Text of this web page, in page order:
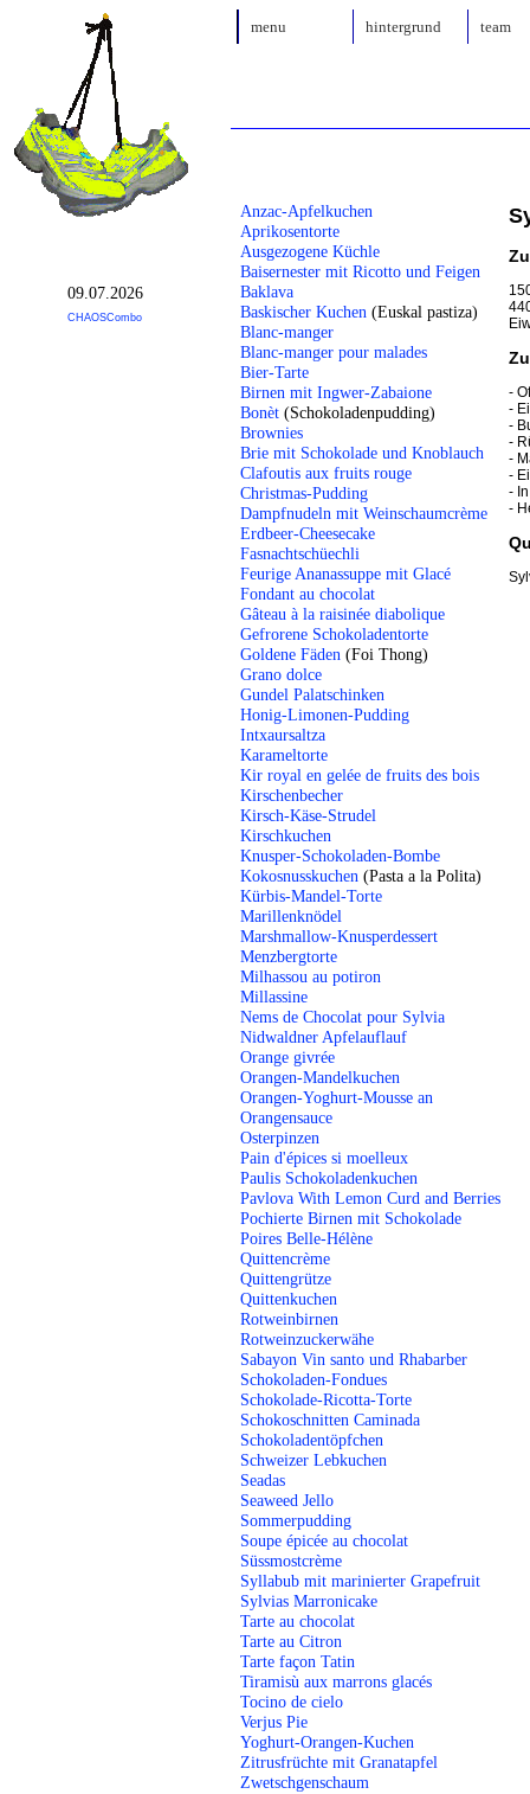
-
-
-
-
-
-
-
-
Anzac-Apfelkuchen
Aprikosentorte
Ausgezogene Küchle
Baisernester mit Ricotto und Feigen
Baklava
Baskischer Kuchen (Euskal pastiza)
Blanc-manger
Blanc-manger pour malades
Bier-Tarte
Birnen mit Ingwer-Zabaione
Bonèt (Schokoladenpudding)
Brownies
Brie mit Schokolade und Knoblauch
Clafoutis aux fruits rouge
Christmas-Pudding
Dampfnudeln mit Weinschaumcrème
Erdbeer-Cheesecake
Fasnachtschüechli
Feurige Ananassuppe mit Glacé
Fondant au chocolat
Gâteau à la raisinée diabolique
Gefrorene Schokoladentorte
Goldene Fäden (Foi Thong)
Grano dolce
Gundel Palatschinken
Honig-Limonen-Pudding
Intxaursaltza
Karameltorte
Kir royal en gelée de fruits des bois
Kirschenbecher
Kirsch-Käse-Strudel
Kirschkuchen
Knusper-Schokoladen-Bombe
Kokosnusskuchen (Pasta a la Polita)
Kürbis-Mandel-Torte
Marillenknödel
Marshmallow-Knusperdessert
Menzbergtorte
Milhassou au potiron
Millassine
Nems de Chocolat pour Sylvia
Nidwaldner Apfelauflauf
Orange givrée
Orangen-Mandelkuchen
Orangen-Yoghurt-Mousse an
Orangensauce
Osterpinzen
Pain d'épices si moelleux
Paulis Schokoladenkuchen
Pavlova With Lemon Curd and Berries
Pochierte Birnen mit Schokolade
Poires Belle-Hélène
Quittencrème
Quittengrütze
Quittenkuchen
Rotweinbirnen
Rotweinzuckerwähe
Sabayon Vin santo und Rhabarber
Schokoladen-Fondues
Schokolade-Ricotta-Torte
Schokoschnitten Caminada
Schokoladentöpfchen
Schweizer Lebkuchen
Seadas
Seaweed Jello
Sommerpudding
Soupe épicée au chocolat
Süssmostcrème
Syllabub mit marinierter Grapefruit
Sylvias Marronicake
Tarte au chocolat
Tarte au Citron
Tarte façon Tatin
Tiramisù aux marrons glacés
Tocino de cielo
Verjus Pie
Yoghurt-Orangen-Kuchen
Zitrusfrüchte mit Granatapfel
Zwetschgenschaum
09.07.2026
CHAOSCombo
menu hintergrund team